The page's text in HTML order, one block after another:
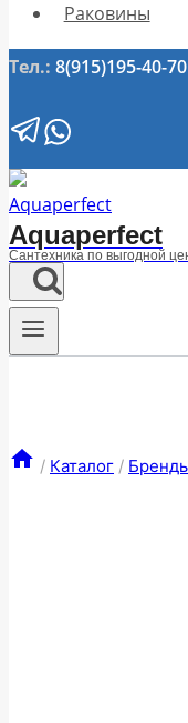
Раковины
Тел.: 8(915)195-40-70
Aquaperfect
Сантехника по выгодной
/ Каталог /